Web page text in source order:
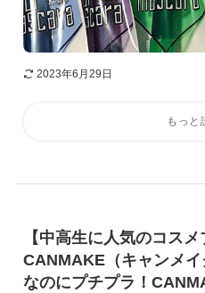
2023年6月29日
【中高生に人気のコスメ
CANMAKE（キャンメ
なのにプチプラ！